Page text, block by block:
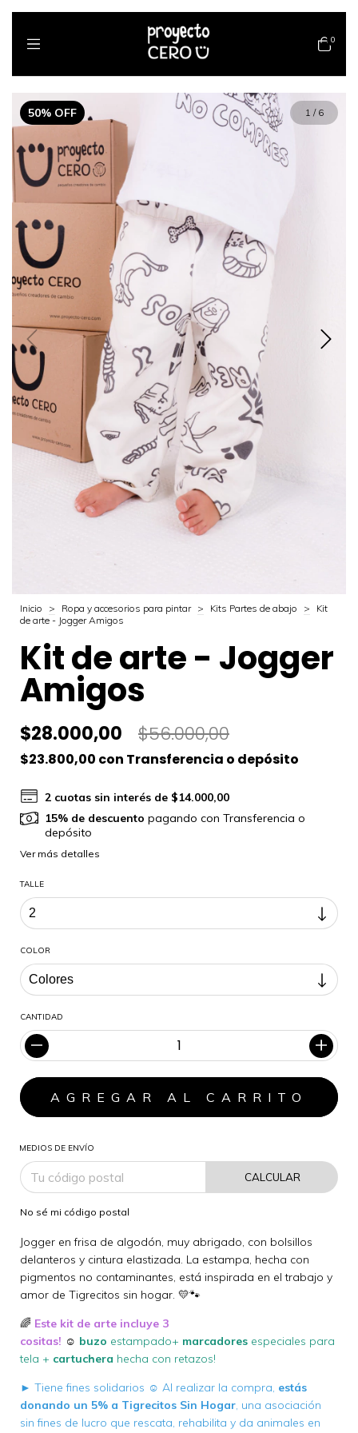
0
50% OFF 1 / 6
Inicio > Ropa y accesorios para pintar > Kits Partes de abajo >
Kit
de arte - Jogger Amigos
Kit de arte - Jogger
Amigos
$28.000,00 $56.000,00
$23.800,00 con Transferencia o depósito
2 cuotas sin interés de $14.000,00
15% de descuento pagando con Transferencia o
depósito
Ver más detalles
TALLE
COLOR
CANTIDAD
MEDIOS DE ENVÍO
CALCULAR
No sé mi código postal
Jogger en frisa de algodón, muy abrigado, con bolsillos
delanteros y cintura elastizada. La estampa, hecha con
pigmentos no contaminantes, está inspirada en el trabajo y
amor de Tigrecitos sin hogar. 💛🐾
🌈 Este kit de arte incluye 3
cositas! ☺ buzo estampado+ marcadores especiales para
tela + cartuchera hecha con retazos!
► Tiene fines solidarios ☺ Al realizar la compra, estás
donando un 5% a Tigrecitos Sin Hogar, una asociación
sin fines de lucro que rescata, rehabilita y da animales en